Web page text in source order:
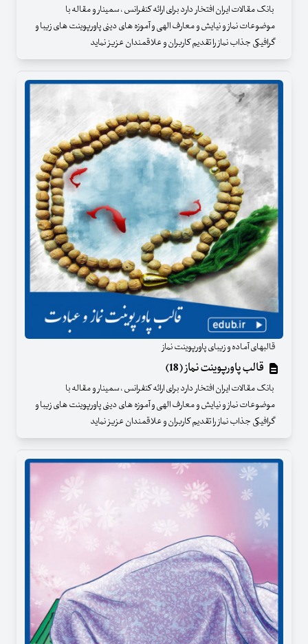
بانک مقالات ایران افتخار دارد برای ارائه کنفرانس ، سمینار و مقاله با
موضوعات نماز و نیایش و معارف الهی و آموزه های دینی پاورپوینت های زیبا و
گرافیکی جذاب نماز را تقدیم کاربران و علاقمندان عزیز نماید
قالبهای آماده و زیبای پاورپوینت نماز
قالب پاورپوینت نماز (18)
بانک مقالات ایران افتخار دارد برای ارائه کنفرانس ، سمینار و مقاله با
موضوعات نماز و نیایش و معارف الهی و آموزه های دینی پاورپوینت های زیبا و
گرافیکی جذاب نماز را تقدیم کاربران و علاقمندان عزیز نماید